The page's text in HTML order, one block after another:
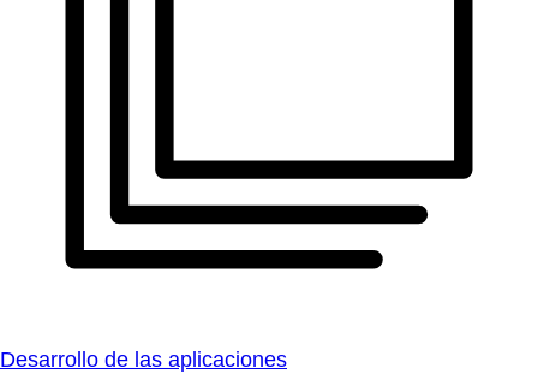
Desarrollo de las aplicaciones